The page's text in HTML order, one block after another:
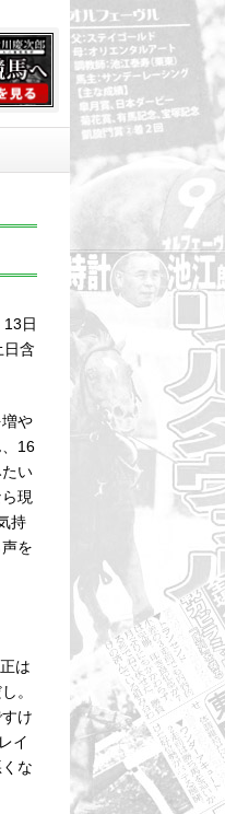
日
含
や
16
い
現
持
を
は
。
け
イ
な